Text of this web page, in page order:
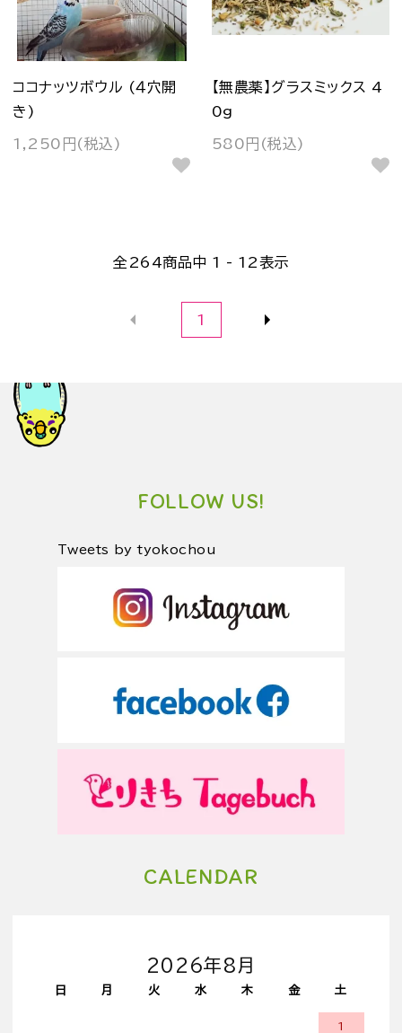
ココナッツボウル (４穴開
き)
1,250円(税込)
【無農薬】グラスミックス 4
0g
580円(税込)
全264商品中 1 - 12表示
1
FOLLOW US!
Tweets by tyokochou
CALENDAR
2026年8月
日 月 火 水 木 金 土
1